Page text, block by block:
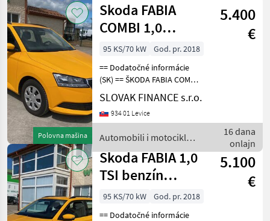
Polovna mašina
Skoda FABIA
COMBI 1,0
benzin TSI
manual VIN 186
5.400
€
95 KS/70 kW
God. pr. 2018
== Dodatočné informácie
(SK) == ŠKODA FABIA COMBI
1, 0 TSI benzín r.v. 11/2018,
86 920 km, EURO 6, 70 kW,
999 cm3, manuál 5st,
rádio, Bluet
SLOVAK FINANCE s.r.o.
934 01 Levice
Automobili i motocikli /
Skoda
16 dana
onlajn
Skoda FABIA 1,0
TSI benzín
COMBI manual
VIN 361
5.100
€
95 KS/70 kW
God. pr. 2018
== Dodatočné informácie